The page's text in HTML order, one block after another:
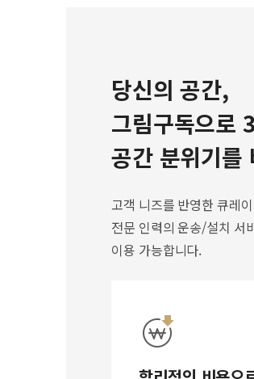
당신의 공간,
그림구독으로
공간 분위기를
고객 니즈를 반영한 큐레
전문 인력의 운송/설치 서
이용 가능합니다.